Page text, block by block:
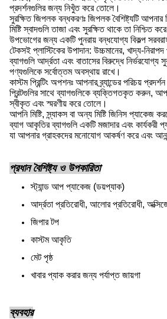
প্রদর্শনগুলির জন্য নিখুঁত করে তোলে।
সুরক্ষিত জিপলক বন্ধকরণঃ জিপলক বৈশিষ্ট্যটি আপনার
মিষ্টি স্বাদগুলি তাজা এবং সুরক্ষিত থাকে তা নিশ্চিত
উপভোগের জন্য একটি পুনরায় বন্ধযোগ্য বিকল্প
টেকসই প্লাস্টিকের উপাদান: উচ্চমানের, খাদ্য-
ব্যাগগুলি আর্দ্রতা এবং বাতাসের বিরুদ্ধে নির্ভরযোগ্য
পণ্যগুলিকে সর্বোত্তম অবস্থায় রাখে।
কাস্টম প্রিন্টিং অপশনঃ আপনার ব্র্যান্ডের পরিচয়
প্রিন্টগুলির সাথে ব্যাগগুলিকে ব্যক্তিগতকৃত করুন,
স্বীকৃত এবং স্মরণীয় করে তোলে।
আপনি মিষ্টি, স্ন্যাকস বা অন্য মিষ্টি জিনিস প্যাকেজ
ব্যাগ আকৃতির ব্যাগগুলি একটি মজাদার এবং কার্যকরী
যা আপনার গ্রাহকদের মনোযোগ আকর্ষণ করে এবং
প্রধান বৈশিষ্ট্য ও উপকারিতা
স্ট্যান্ড আপ প্যাকেজ (ডয়প্যাক)
আর্দ্রতা প্রতিরোধী, আলোর প্রতিরোধী,
জিপার টপ
কাস্টম আকৃতি
মেট পৃষ্ঠ
খাবার প্যাক করার জন্য পর্যাপ্ত জায়গা
ব্যবহার